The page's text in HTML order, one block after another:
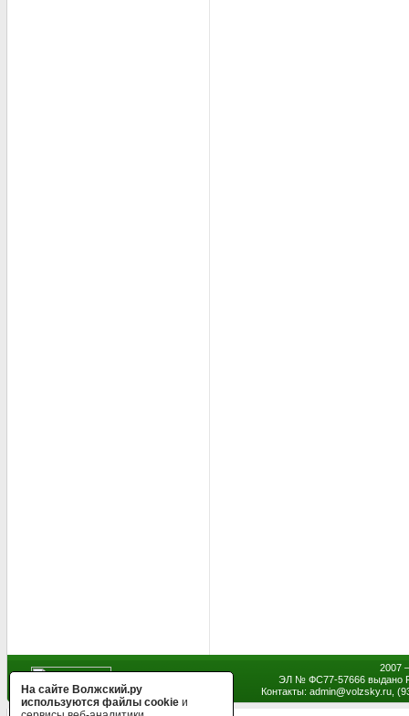
2007
ЭЛ № ФС77-57666 выдано
Контакты: admin@volzsky.ru,
На сайте Волжский.ру
используются файлы cookie и